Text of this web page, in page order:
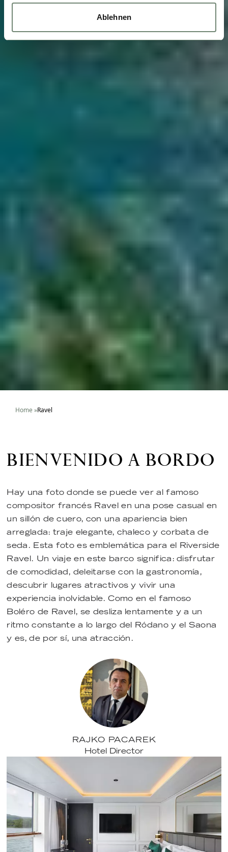
Ablehnen
Home »Ravel
BIENVENIDO A BORDO
Hay una foto donde se puede ver al famoso
compositor francés Ravel en una pose casual en
un sillón de cuero, con una apariencia bien
arreglada: traje elegante, chaleco y corbata de
seda. Esta foto es emblemática para el Riverside
Ravel. Un viaje en este barco significa: disfrutar
de comodidad, deleitarse con la gastronomía,
descubrir lugares atractivos y vivir una
experiencia inolvidable. Como en el famoso
Boléro de Ravel, se desliza lentamente y a un
ritmo constante a lo largo del Ródano y el Saona
y es, de por sí, una atracción.
RAJKO PACAREK
Hotel Director